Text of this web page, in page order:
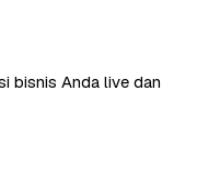
bisnis Anda live dan